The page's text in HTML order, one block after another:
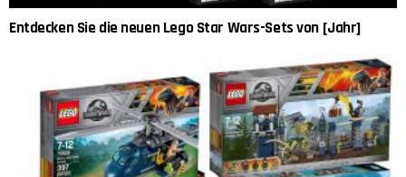
Entdecken Sie die neuen Lego Star Wars-Sets von [Jahr]